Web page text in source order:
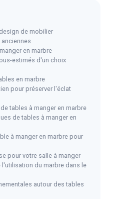
avec marbre doré
grande et 1 petite table
robustes: métal et marbre
de mobilier
en marbre
estimés d'un choix
en marbre
pour préserver l'éclat
tables à manger en marbre
de tables à manger en
à manger en marbre pour
pour votre salle à manger
du marbre dans le
autour des tables